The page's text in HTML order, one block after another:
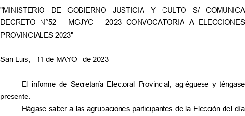
"MINISTERIO DE GOBIERNO JUSTICIA Y CULTO S/ COMUNICA
DECRETO N°52 - MGJYC- 2023 CONVOCATORIA A ELECCIONES
PROVINCIALES 2023"
San Luis, 11 de MAYO de 2023
El informe de Secretaría Electoral Provincial, agréguese y téngase
presente.
Hágase saber a las agrupaciones participantes de la Elección del día